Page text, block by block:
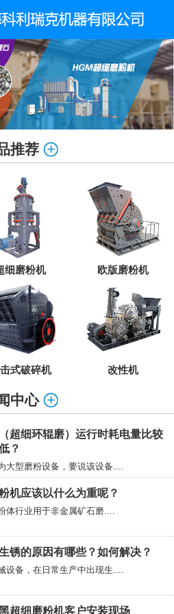
推荐
细磨粉机 欧版磨粉机
式破碎机 改性机
中心
超细环辊磨）运行时耗电量比较
？
大型磨粉设备，要说该设备....
机应该以什么为重呢？
体行业用于非金属矿石磨....
锈的原因有哪些？如何解决？
设备，在日常生产中出现生....
超细磨粉机客户安装现场